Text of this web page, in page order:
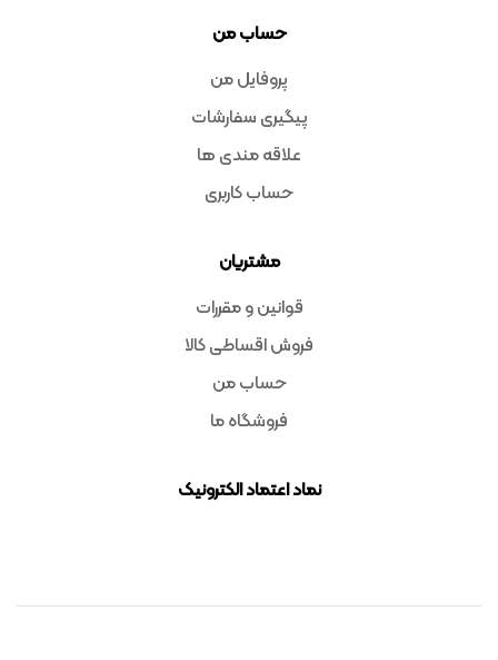
حساب من
پروفایل من
پیگیری سفارشات
علاقه مندی ها
حساب کاربری
مشتریان
قوانین و مقررات
فروش اقساطی کالا
حساب من
فروشگاه ما
نماد اعتماد الکترونیک